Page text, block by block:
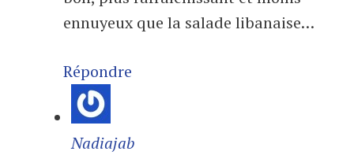
ennuyeux que la salade libanaise…
Répondre
Nadiajab